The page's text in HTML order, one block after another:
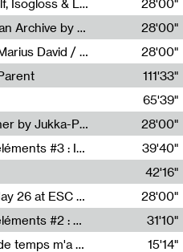
Radia Show #1111 : Schisma Gulf, Isogloss & Lament For The Old Clock By Harvey Young / Resonance
28'00"
Radia Show #1110 : Freeze, Asian Archive by Avita Maheen / Radio Worm
28'00"
Radia Show #1109 : Funfair by Marius David / JET FM
28'00"
111'33"
Sarah Tritz,Elene Lapiashivili,Justin Marconnet,Mateo Cuche,Esther Lechevalier,Suzie Lecroart,Romance Castelet
65'39"
Radia Show #1108 : as or another by Jukka-Pekka Kervinen / Rádio Zero
28'00"
Sous le paysage - Habiter les éléments #3 : Interprétations, rituels et symboliques des éléments
39'40"
42'16"
Radia Show #1107 : Art's Birthday 26 at ESC - Medien Kunst Labor
28'00"
Sous le paysage - Habiter les éléments #2 : Vers le tournant élémentaire
31'10"
Impossible de savoir combien de temps m'a échappé
15'14"